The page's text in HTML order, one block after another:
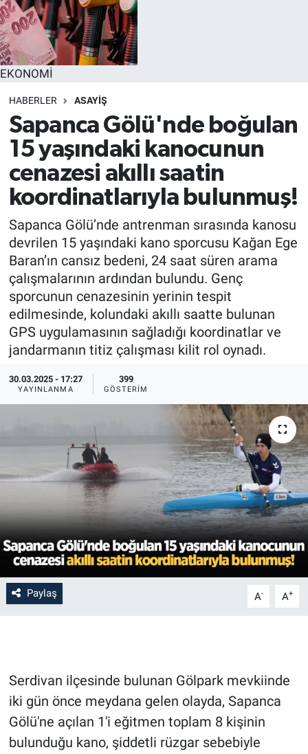
EKONOMİ
HABERLER ASAYİŞ
Sapanca Gölü'nde boğulan
15 yaşındaki kanocunun
cenazesi akıllı saatin
koordinatlarıyla bulunmuş!
Sapanca Gölü’nde antrenman sırasında kanosu
devrilen 15 yaşındaki kano sporcusu Kağan Ege
Baran’ın cansız bedeni, 24 saat süren arama
çalışmalarının ardından bulundu. Genç
sporcunun cenazesinin yerinin tespit
edilmesinde, kolundaki akıllı saatte bulunan
GPS uygulamasının sağladığı koordinatlar ve
jandarmanın titiz çalışması kilit rol oynadı.
30.03.2025 - 17:27
YAYINLANMA
399
GÖSTERIM
Paylaş A- A+
Serdivan ilçesinde bulunan Gölpark mevkiinde
iki gün önce meydana gelen olayda, Sapanca
Gölü'ne açılan 1'i eğitmen toplam 8 kişinin
bulunduğu kano, şiddetli rüzgar sebebiyle
EĞİTİM
MAGAZİN
ÖZEL HABER
HALK54 PANORAMA